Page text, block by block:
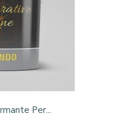
Per...